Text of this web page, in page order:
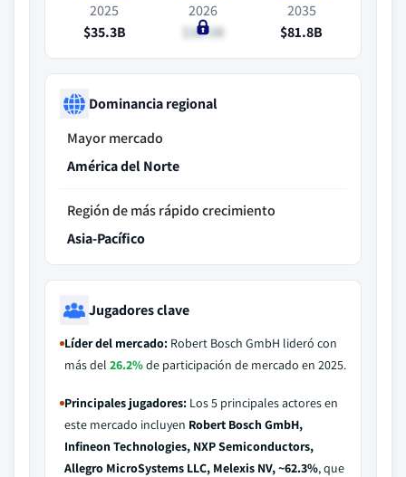
2025
$35.3B
2026
$38.5B
2035
$81.8B
Dominancia regional
Mayor mercado
América del Norte
Región de más rápido crecimiento
Asia-Pacífico
Jugadores clave
Líder del mercado: Robert Bosch GmbH lideró con
más del 26.2%de participación de mercado en 2025.
Principales jugadores: Los 5 principales actores en
este mercado incluyen Robert Bosch GmbH,
Infineon Technologies, NXP Semiconductors,
Allegro MicroSystems LLC, Melexis NV, ~62.3%, que